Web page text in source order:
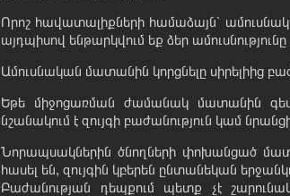
Որոշ հավատալիքների համաձայն՝
այդպիսով ենթարկվում եք ձեր ամուսնությունը
Ամուսնական մատանին կորցնելը սիրելիից
Եթե միջոցառման ժամանակ մատանին
նշանակում է զույգի բաժանություն կամ
Նորապսակներին ծնողների փոխանցած
հասել են, զույգին կբերեն ընտանեկան
Բաժանության դեպքում պետք չէ